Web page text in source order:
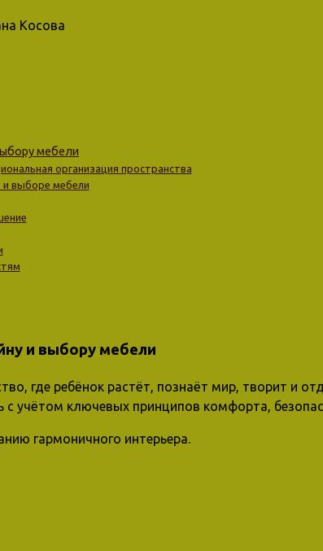
Косова
мебели
организация пространства
и выборе мебели
и выбору мебели
где ребёнок растёт, познаёт мир, творит и
учётом ключевых принципов комфорта,
гармоничного интерьера.